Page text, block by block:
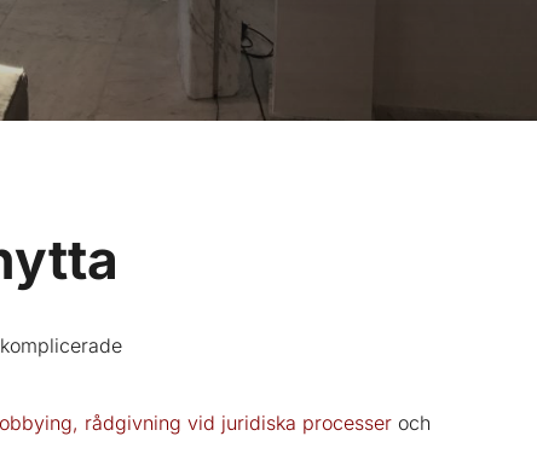
rådgivning vid juridiska processer och